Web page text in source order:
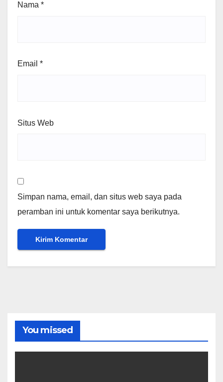
Nama *
Email *
Situs Web
Simpan nama, email, dan situs web saya pada
peramban ini untuk komentar saya berikutnya.
You missed